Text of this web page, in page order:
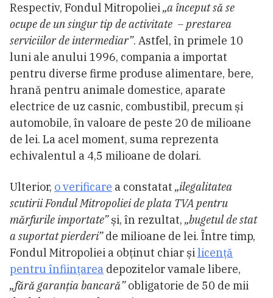
Respectiv, Fondul Mitropoliei„a început să se
ocupe de un singur tip de activitate ­ – prestarea
serviciilor de intermediar”. Astfel, în primele 10
luni ale anului 1996, compania a importat
pentru diverse firme produse alimentare, bere,
hrană pentru animale domestice, aparate
electrice de uz casnic, combustibil, precum și
automobile, în valoare de peste 20 de milioane
de lei. La acel moment, suma reprezenta
echivalentul a 4,5 milioane de dolari.
Ulterior, o verificare a constatat „ilegalitatea
scutirii Fondul Mitropoliei de plata TVA pentru
mărfurile importate”și, în rezultat, „bugetul de stat
a suportat pierderi”de milioane de lei. Între timp,
Fondul Mitropoliei a obținut chiar șilicență
pentru înfiinţarea depozitelor vamale libere,
„fără garanția bancară”obligatorie de 50 de mii